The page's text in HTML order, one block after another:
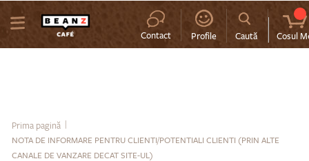
MENIU
Cosul
Caută
Profile
Contact
Prima pagină
NOTA DE INFORMARE PENTRU CLIENTI/POTENTIALI CLIENTI (PRIN ALTE
CANALE DE VANZARE DECAT SITE-UL)